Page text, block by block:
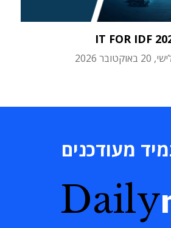
IT FOR IDF
2026
מעודכנים
Daily